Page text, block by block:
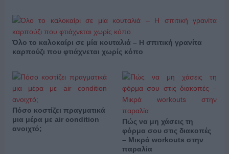
Όλο το καλοκαίρι σε μία κουταλιά – Η σπιτική γρανίτα
καρπούζι που φτιάχνεται χωρίς κόπο
Πόσο κοστίζει πραγματικά
μια μέρα με air condition
ανοιχτό;
Πώς να μη χάσεις τη
φόρμα σου στις διακοπές
– Μικρά workouts στην
παραλία